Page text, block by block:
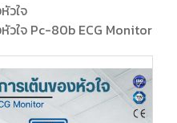
วใจ
วใจ Pc-80b ECG Monitor